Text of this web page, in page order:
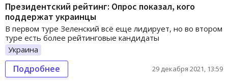
Президентский рейтинг: Опрос показал, кого
поддержат украинцы
В первом туре Зеленский всё еще лидирует, но во втором
туре есть более рейтинговые кандидаты
Украина
Подробнее 29 декабря 2021, 13:59